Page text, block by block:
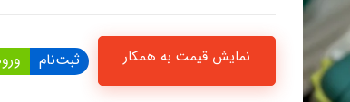
نمایش قیمت به همکار ثبت‌نام